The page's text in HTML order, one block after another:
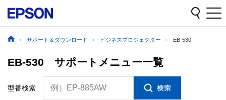
サポート＆ダウンロード ビジネスプロジェクター EB-530
EB-530 サポートメニュー一覧
型番検索 例）EP-885AW